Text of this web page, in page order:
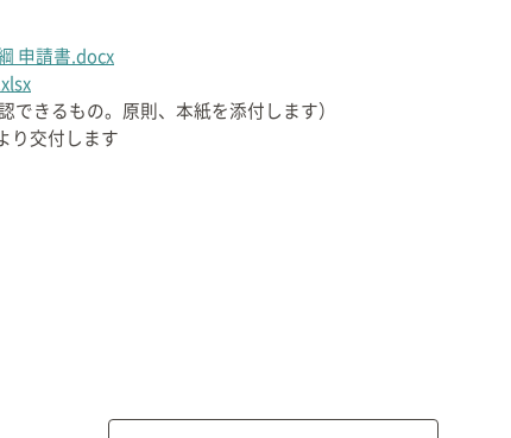
申請書.docx
きるもの。原則、本紙を添付します）
り交付します